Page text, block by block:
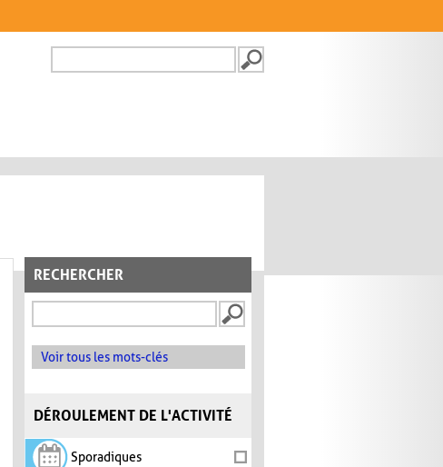
FORMULAIRE DE
RECHERCHER
Voir tous les mots-clés
DÉROULEMENT DE L'ACTIVITÉ
Sporadiques